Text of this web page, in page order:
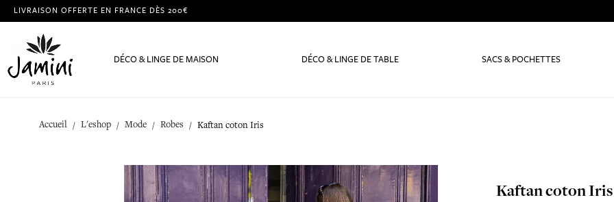
LIVRAISON OFFERTE EN FRANCE DÈS 200€
DÉCO & LINGE DE MAISON DÉCO & LINGE DE TABLE SACS & POCHETTES
Accueil L'eshop Mode Robes Kaftan coton Iris
Kaftan coton Iris